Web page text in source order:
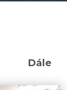
Dále